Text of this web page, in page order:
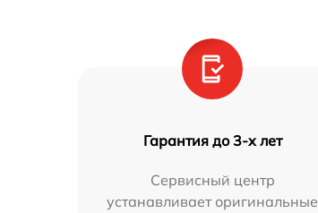
Гарантия до 3-х лет
Сервисный центр
устанавливает оригинальные